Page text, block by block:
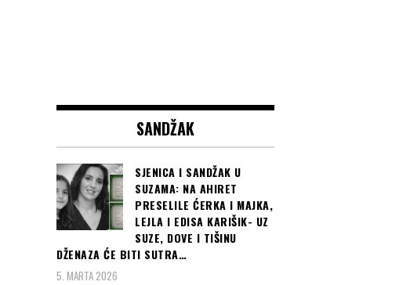
SANDŽAK
SJENICA I SANDŽAK U
SUZAMA: NA AHIRET
PRESELILE ĆERKA I MAJKA,
LEJLA I EDISA KARIŠIK- UZ
SUZE, DOVE I TIŠINU
DŽENAZA ĆE BITI SUTRA…
5. MARTA 2026